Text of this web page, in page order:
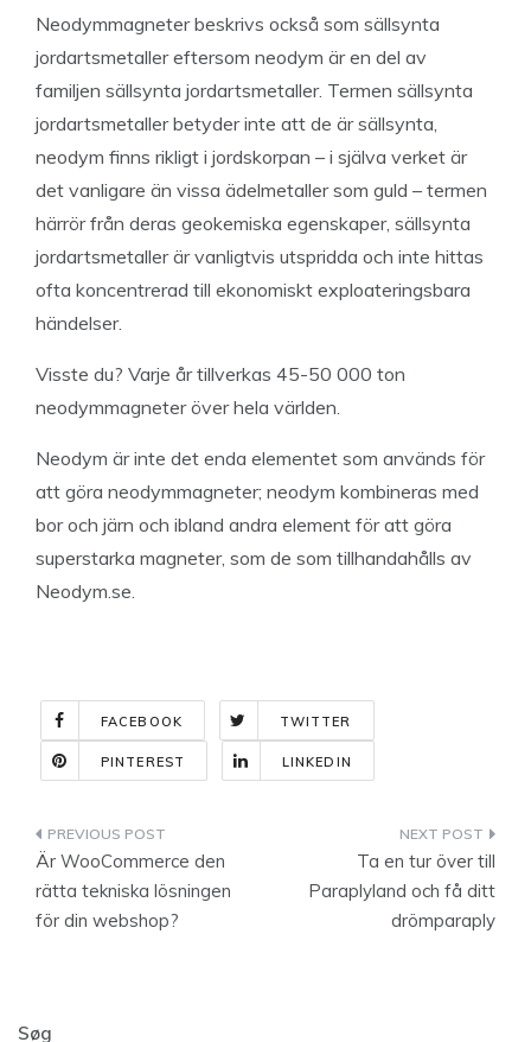
Neodymmagneter beskrivs också som sällsynta
jordartsmetaller eftersom neodym är en del av
familjen sällsynta jordartsmetaller. Termen sällsynta
jordartsmetaller betyder inte att de är sällsynta,
neodym finns rikligt i jordskorpan – i själva verket är
det vanligare än vissa ädelmetaller som guld – termen
härrör från deras geokemiska egenskaper, sällsynta
jordartsmetaller är vanligtvis utspridda och inte hittas
ofta koncentrerad till ekonomiskt exploateringsbara
händelser.
Visste du? Varje år tillverkas 45-50 000 ton
neodymmagneter över hela världen.
Neodym är inte det enda elementet som används för
att göra neodymmagneter; neodym kombineras med
bor och järn och ibland andra element för att göra
superstarka magneter, som de som tillhandahålls av
Neodym.se.
FACEBOOK TWITTER
PINTEREST LINKEDIN
Indlægsnavigation
Är WooCommerce den
rätta tekniska lösningen
för din webshop?
Ta en tur över till
Paraplyland och få ditt
drömparaply
Søg